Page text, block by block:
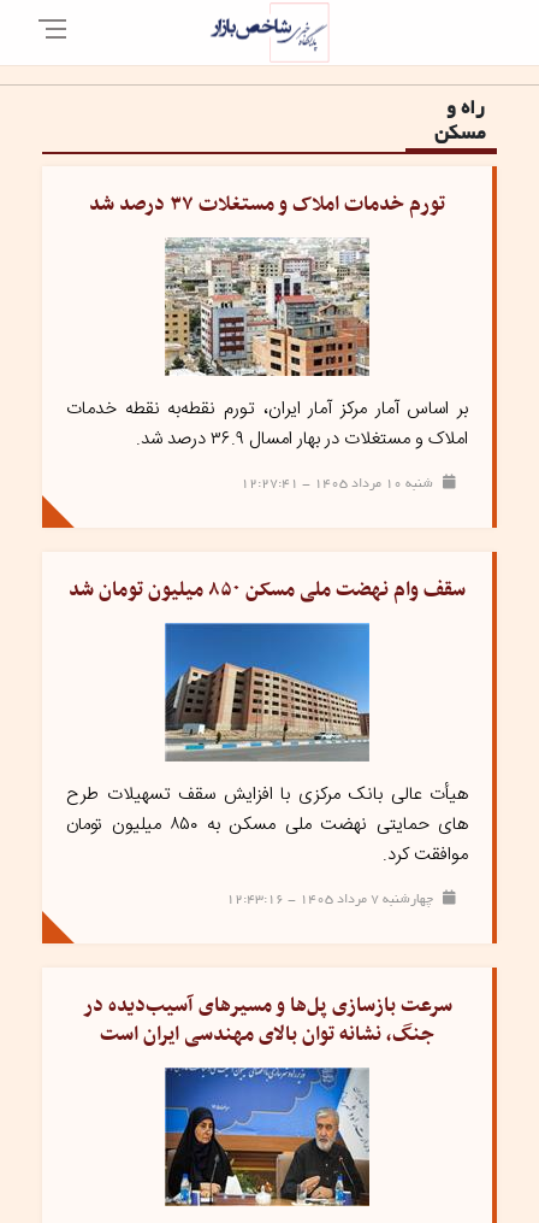
راه و
مسکن
تورم خدمات املاک و مستغلات ۳۷ درصد شد
بر اساس آمار مرکز آمار ایران، تورم نقطه‌به نقطه خدمات
املاک و مستغلات در بهار امسال ۳۶.۹ درصد شد.
شنبه ۱۰ مرداد ۱۴۰۵ - ۱۲:۲۷:۴۱
سقف وام نهضت ملی مسکن ۸۵۰ میلیون تومان شد
هیأت عالی بانک مرکزی با افزایش سقف تسهیلات طرح
های حمایتی نهضت ملی مسکن به ۸۵۰ میلیون تومان
موافقت کرد.
چهارشنبه ۷ مرداد ۱۴۰۵ - ۱۲:۴۳:۱۶
سرعت بازسازی پل‌ها و مسیرهای آسیب‌دیده در
جنگ، نشانه توان بالای مهندسی ایران است